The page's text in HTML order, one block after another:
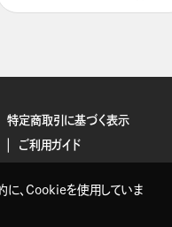
特定商取引に基づく表示
ご利用ガイド
に、Cookieを使用していま